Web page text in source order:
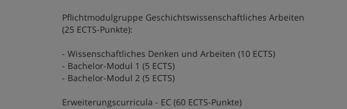
Pflichtmodulgruppe Geschichtswissenschaftliches Arbeiten
(25 ECTS-Punkte):
- Wissenschaftliches Denken und Arbeiten (10 ECTS)
- Bachelor-Modul 1 (5 ECTS)
- Bachelor-Modul 2 (5 ECTS)
Erweiterungscurricula - EC (60 ECTS-Punkte)